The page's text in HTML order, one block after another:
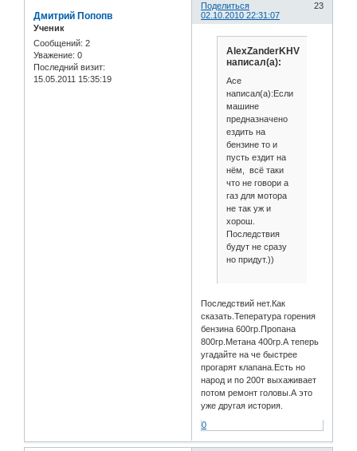
Поделиться
23
02.10.2010 22:31:07
Дмитрий Попопв
Ученик
Сообщений: 2
Уважение: 0
Последний визит:
15.05.2011 15:35:19
AlexZanderKHV
написал(а):
Ace
написал(а):Если
машине
предназначено
ездить на
бензине то и
пусть ездит на
нём, всё таки
что не говори а
газ для мотора
не так уж и
хорош.
Последствия
будут не сразу
но придут.))
Последствий нет.Как
сказать.Тепература горения
бензина 600гр.Пропана
800гр.Метана 400гр.А теперь
угадайте на че быстрее
прогарят клапана.Есть но
народ и по 200т выхаживает
потом ремонт головы.А это
уже другая история.
0